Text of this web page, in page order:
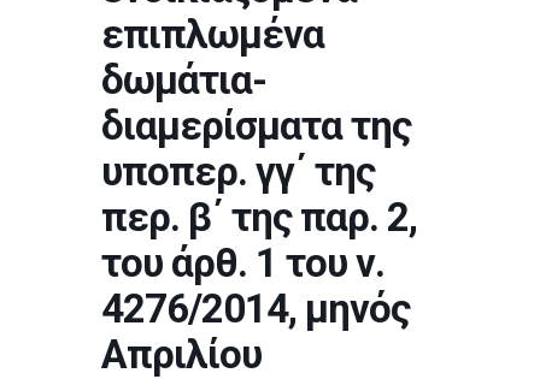
επιπλωμένα
δωμάτια-
διαμερίσματα της
υποπερ. γγ΄ της
περ. β΄ της παρ. 2,
του άρθ. 1 του ν.
4276/2014, μηνός
Απριλίου